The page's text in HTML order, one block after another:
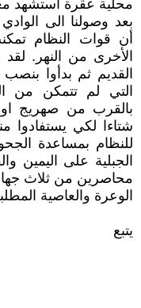
محلية عقرة استشهد
بعد وصولنا الى
أن قوات النظام
الأخرى من النهر.
القديم ثم بدأوا
التي لم تتمكن من
بالقرب من صهريج او
شتاءا لكي يستفادوا
للنظام بمساعدة
الجبلية على اليمين
محاصرين من ثلاث
الوعرة والعاصية
يتبع